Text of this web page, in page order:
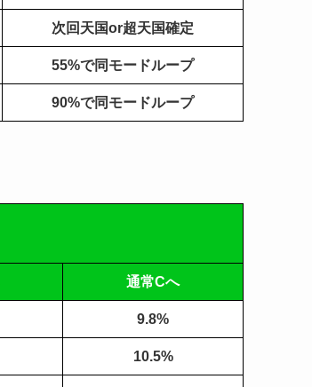
次回天国or超天国確定
55%で同モードループ
90%で同モードループ
通常Cへ
9.8%
10.5%